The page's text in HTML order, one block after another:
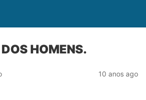
HOMENS.
10 anos ago